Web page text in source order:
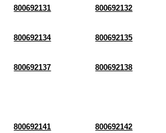
800692131 800692132
800692134 800692135
800692137 800692138
800692141 800692142